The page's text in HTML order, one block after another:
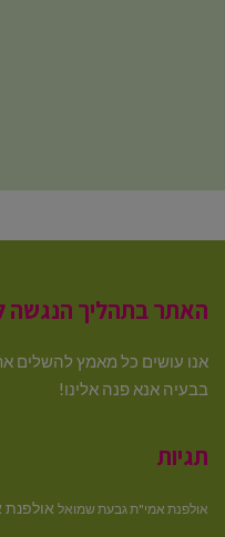
האתר בתהליך הנגשה
אנו עושים כל מאמץ להשלים
בבעיה אנא פנה אלינו!
תגיות
אולפנת אמי"ת גבעת שמואל